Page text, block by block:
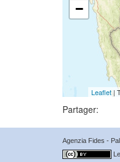
−
Leaflet|
Partager:
Agenzia Fides -